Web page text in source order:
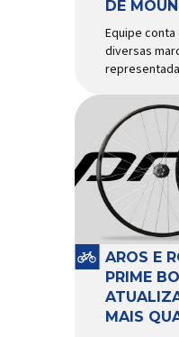
DE
Equipe
diversas
Finish Lline,
e Zéfal
ser definida a
Squadra
Brasileiro de
2026,
dos Campos-
23 e 26 de
AROS E
PRIME
MAIS